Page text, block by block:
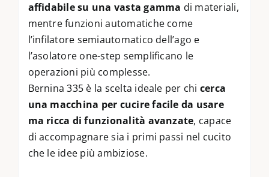
affidabile su una vasta gamma di materiali,
mentre funzioni automatiche come
l’infilatore semiautomatico dell’ago e
l’asolatore one-step semplificano le
operazioni più complesse.
Bernina 335 è la scelta ideale per chi cerca
una macchina per cucire facile da usare
ma ricca di funzionalità avanzate, capace
di accompagnare sia i primi passi nel cucito
che le idee più ambiziose.